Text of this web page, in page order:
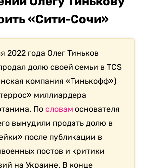
«Сити-Сочи»
2022 года Олег Тиньков
долю своей семьи в TCS
компания «Тинькофф»)
миллиардера
Пословам основателя
вынудили продать долю в
после публикации в
постов и критики
на Украине. В конце